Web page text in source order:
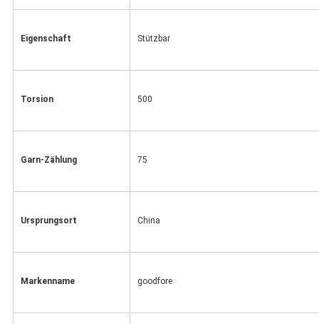
Eigenschaft Stützbar
Torsion 500
Garn-Zählung 75
Ursprungsort China
Markenname goodfore